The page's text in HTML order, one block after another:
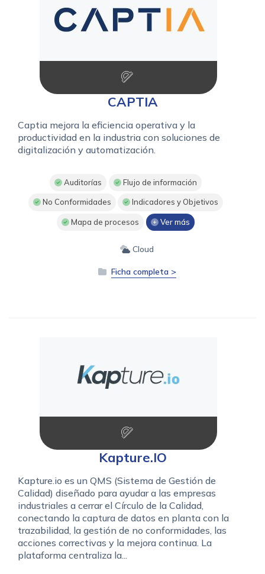
CAPTIA
Captia mejora la eficiencia operativa y la
productividad en la industria con soluciones de
digitalización y automatización.
Auditorías Flujo de información
No Conformidades Indicadores y Objetivos
Mapa de procesos Ver más
Cloud
Ficha completa >
Kapture.IO
Kapture.io es un QMS (Sistema de Gestión de
Calidad) diseñado para ayudar a las empresas
industriales a cerrar el Círculo de la Calidad,
conectando la captura de datos en planta con la
trazabilidad, la gestión de no conformidades, las
acciones correctivas y la mejora continua. La
plataforma centraliza la...